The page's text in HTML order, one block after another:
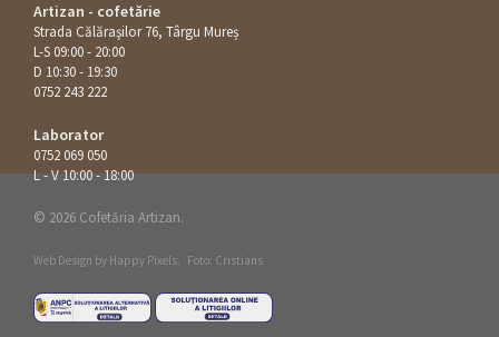
Artizan - cofetărie
Strada Călăraşilor 76, Târgu Mureș
L-S 09:00 - 20:00
D 10:30 - 19:30
0752 243 222
Laborator
0752 069 050
L - V 10:00 - 18:00
© 2026 Cofetăria Artizan.
Web Design by Happy Pixels. Foto: Cristians